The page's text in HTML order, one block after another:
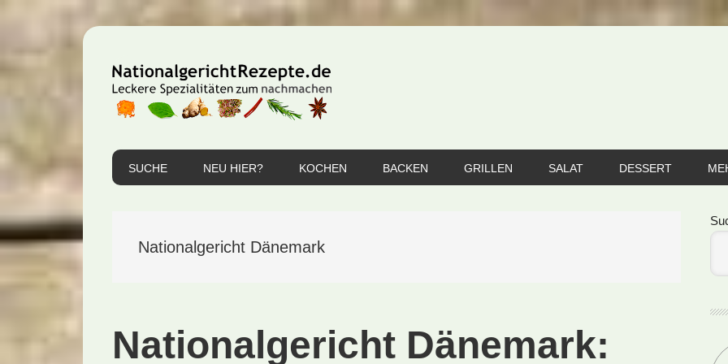
Hauptnavigation
SUCHE NEU HIER? KOCHEN BACKEN GRILLEN SALAT DESSERT
Nationalgericht Dänemark
Nationalgericht Dänemark: